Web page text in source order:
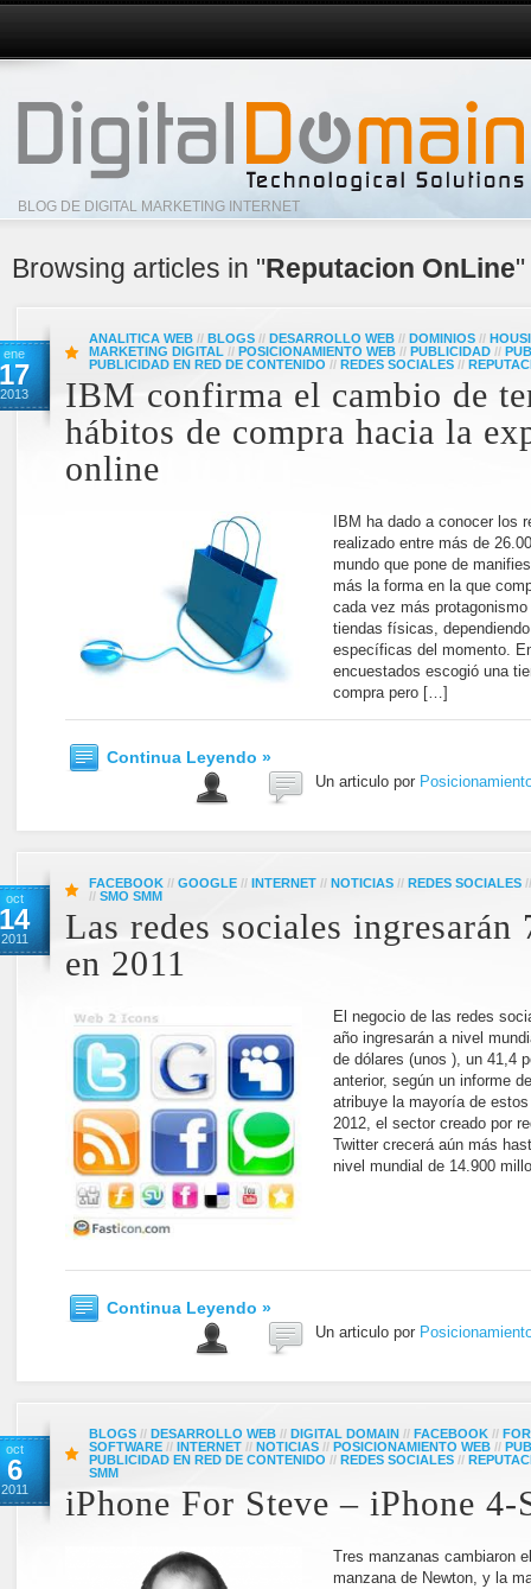
BLOG DE DIGITAL MARKETING INTERNET
Browsing articles in "Reputacion OnLine"
ene
17
2013
ANALITICA WEB // BLOGS // DESARROLLO WEB // DOMINIOS //
MARKETING DIGITAL // POSICIONAMIENTO WEB // PUBLICIDAD //
PUBLICIDAD EN RED DE CONTENIDO // REDES SOCIALES //
IBM confirma el cambio de
hábitos de compra hacia la
online
IBM ha dado a conocer los
realizado entre más de
mundo que pone de
más la forma en la que
cada vez más
tiendas físicas,
específicas del momento.
encuestados escogió una
compra pero […]
Continua Leyendo »
Un articulo por
oct
14
2011
FACEBOOK // GOOGLE // INTERNET // NOTICIAS // REDES SOCIALES
// SMO SMM
Las redes sociales
en 2011
El negocio de las redes
año ingresarán a nivel
de dólares (unos ), un 41,4
anterior, según un informe
atribuye la mayoría de
2012, el sector creado por
Twitter crecerá aún más
nivel mundial de 14.900
Continua Leyendo »
Un articulo por
oct
6
2011
BLOGS // DESARROLLO WEB // DIGITAL DOMAIN // FACEBOOK //
SOFTWARE // INTERNET // NOTICIAS // POSICIONAMIENTO WEB //
PUBLICIDAD EN RED DE CONTENIDO // REDES SOCIALES //
SMM
iPhone For Steve – iPhone 4-
Tres manzanas cambiaron
manzana de Newton, y la